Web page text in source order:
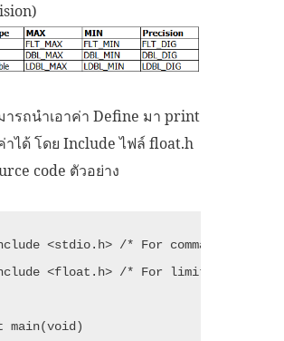
ารถนำเอาค่า Define มา print
าได้ โดย Include ไฟล์ float.h
code ตัวอย่าง
<stdio.h> /* For command line
<float.h> /* For limits on
main(void)